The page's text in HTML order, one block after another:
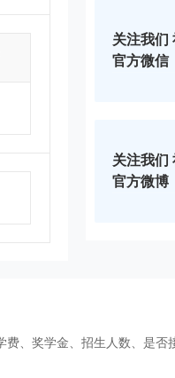
关注我们
官方微信
关注我们
官方微博
、奖学金、招生人数、是否